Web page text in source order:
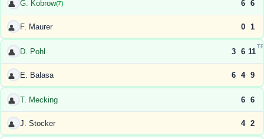
👤 G. Kobrow(7) 6 6
👤 F. Maurer 0 1
👤 D. Pohl 3 6 11
👤 E. Balasa 6 4 9
👤 T. Mecking 6 6
👤 J. Stocker 4 2